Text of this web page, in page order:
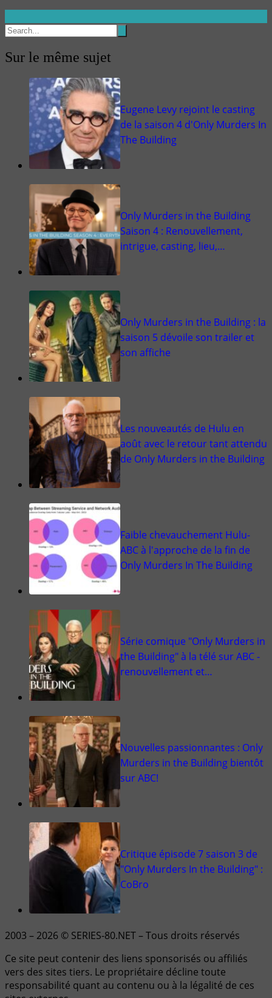
Sur le même sujet
Eugene Levy rejoint le casting
de la saison 4 d'Only Murders In
The Building
Only Murders in the Building
Saison 4 : Renouvellement,
intrigue, casting, lieu,…
Only Murders in the Building : la
saison 5 dévoile son trailer et
son affiche
Les nouveautés de Hulu en
août avec le retour tant attendu
de Only Murders in the Building
Faible chevauchement Hulu-
ABC à l'approche de la fin de
Only Murders In The Building
Série comique "Only Murders in
the Building" à la télé sur ABC -
renouvellement et…
Nouvelles passionnantes : Only
Murders in the Building bientôt
sur ABC!
Critique épisode 7 saison 3 de
"Only Murders In the Building" :
CoBro
2003 – 2026 © SERIES-80.NET – Tous droits réservés
Ce site peut contenir des liens sponsorisés ou affiliés
vers des sites tiers. Le propriétaire décline toute
responsabilité quant au contenu ou à la légalité de ces